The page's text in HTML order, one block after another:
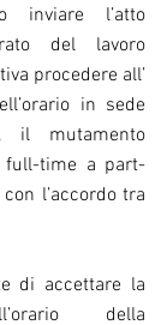
inviare l’atto
del lavoro
procedere all’
in sede
il mutamento
full-time a part-
l’accordo tra
di accettare la
della